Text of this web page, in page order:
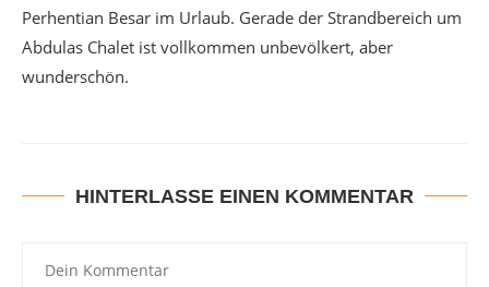
Perhentian Besar im Urlaub. Gerade der Strandbereich um
Abdulas Chalet ist vollkommen unbevölkert, aber
wunderschön.
HINTERLASSE EINEN KOMMENTAR